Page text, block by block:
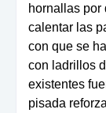
hornallas por
calentar las
con que se
con ladrillos
existentes
pisada